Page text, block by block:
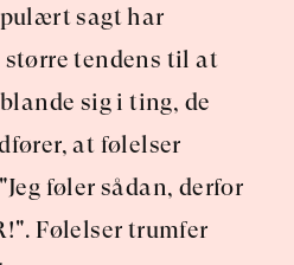
sagt har
tendens til at
sig i ting, de
at følelser
føler sådan, derfor
Følelser trumfer